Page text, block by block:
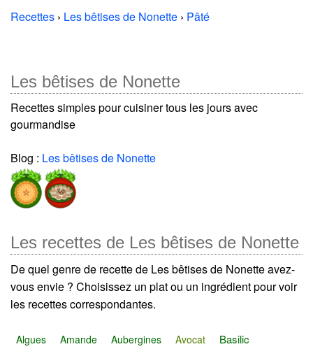
Recettes › Les bêtises de Nonette › Pâté
Les bêtises de Nonette
Recettes simples pour cuisiner tous les jours avec
gourmandise
Blog : Les bêtises de Nonette
Les recettes de Les bêtises de Nonette
De quel genre de recette de Les bêtises de Nonette avez-
vous envie ? Choisissez un plat ou un ingrédient pour voir
les recettes correspondantes.
Algues Amande Aubergines Avocat
Basilic